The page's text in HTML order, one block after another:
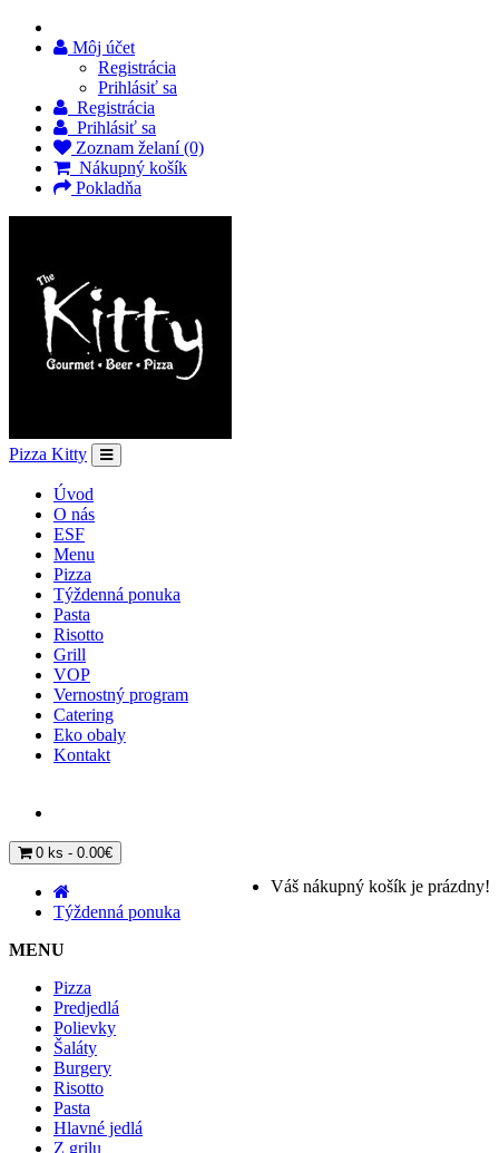
Môj účet
Registrácia
Prihlásiť sa
Registrácia
Prihlásiť sa
Zoznam želaní (0)
Nákupný košík
Pokladňa
Pizza Kitty
Úvod
O nás
ESF
Menu
Pizza
Týždenná ponuka
Pasta
Risotto
Grill
VOP
Vernostný program
Catering
Eko obaly
Kontakt
0 ks - 0.00€
Váš nákupný košík je prázdny!
Týždenná ponuka
MENU
Pizza
Predjedlá
Polievky
Šaláty
Burgery
Risotto
Pasta
Hlavné jedlá
Z grilu